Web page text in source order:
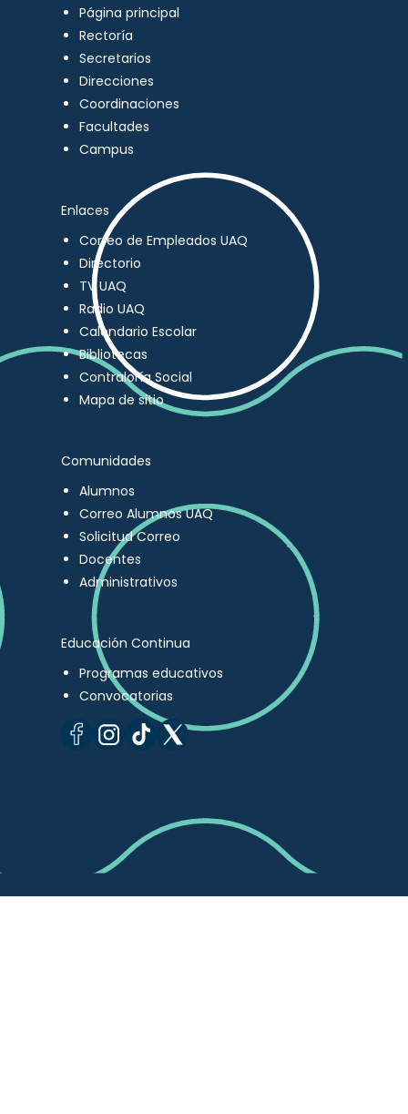
Página principal
Rectoría
Secretarios
Direcciones
Coordinaciones
Facultades
Campus
Enlaces
Correo de Empleados UAQ
Directorio
TV UAQ
Radio UAQ
Calendario Escolar
Bibliotecas
Contraloría Social
Mapa de sitio
Comunidades
Alumnos
Correo Alumnos UAQ
Solicitud Correo
Docentes
Administrativos
Educación Continua
Programas educativos
Convocatorias